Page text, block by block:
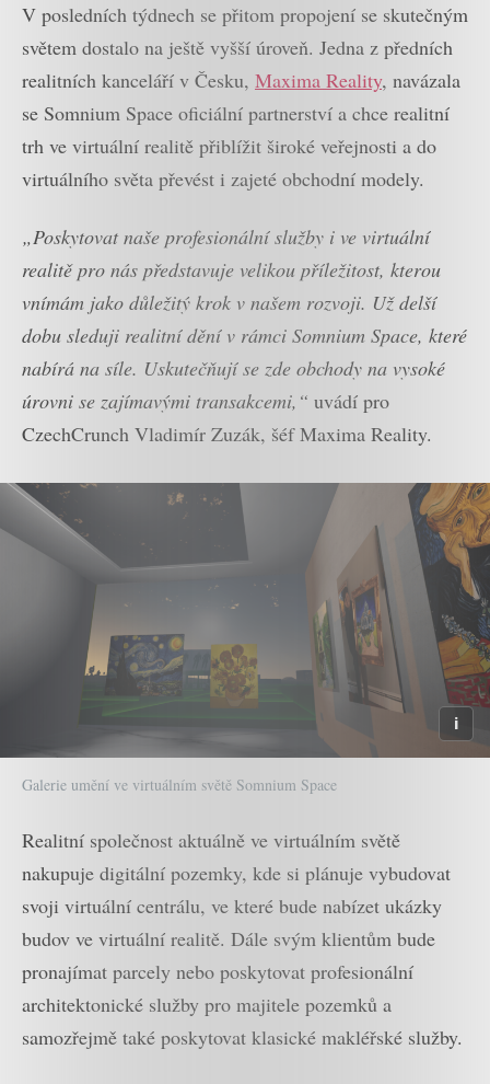
V posledních týdnech se přitom propojení se skutečným
světem dostalo na ještě vyšší úroveň. Jedna z předních
realitních kanceláří v Česku, Maxima Reality, navázala
se Somnium Space oficiální partnerství a chce realitní
trh ve virtuální realitě přiblížit široké veřejnosti a do
virtuálního světa převést i zajeté obchodní modely.
„Poskytovat naše profesionální služby i ve virtuální
realitě pro nás představuje velikou příležitost, kterou
vnímám jako důležitý krok v našem rozvoji. Už delší
dobu sleduji realitní dění v rámci Somnium Space, které
nabírá na síle. Uskutečňují se zde obchody na vysoké
úrovni se zajímavými transakcemi,“ uvádí pro
CzechCrunch Vladimír Zuzák, šéf Maxima Reality.
Galerie umění ve virtuálním světě Somnium Space
Realitní společnost aktuálně ve virtuálním světě
nakupuje digitální pozemky, kde si plánuje vybudovat
svoji virtuální centrálu, ve které bude nabízet ukázky
budov ve virtuální realitě. Dále svým klientům bude
pronajímat parcely nebo poskytovat profesionální
architektonické služby pro majitele pozemků a
samozřejmě také poskytovat klasické makléřské služby.